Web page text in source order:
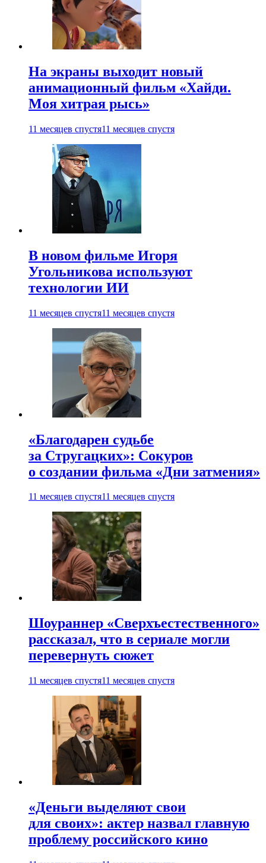
На экраны выходит новый
анимационный фильм «Хайди.
Моя хитрая рысь»
11 месяцев спустя11 месяцев спустя
В новом фильме Игоря
Угольникова используют
технологии ИИ
11 месяцев спустя11 месяцев спустя
«Благодарен судьбе
за Стругацких»: Сокуров
о создании фильма «Дни затмения»
11 месяцев спустя11 месяцев спустя
Шоураннер «Сверхъестественного»
рассказал, что в сериале могли
перевернуть сюжет
11 месяцев спустя11 месяцев спустя
«Деньги выделяют свои
для своих»: актер назвал главную
проблему российского кино